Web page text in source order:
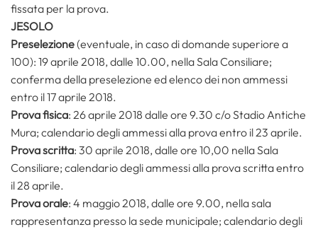
fissata per la prova.
JESOLO
Preselezione(eventuale, in caso di domande superiore a
100): 19 aprile 2018, dalle 10.00, nella Sala Consiliare;
conferma della preselezione ed elenco dei non ammessi
entro il 17 aprile 2018.
Prova fisica: 26 aprile 2018 dalle ore 9.30 c/o Stadio Antiche
Mura; calendario degli ammessi alla prova entro il 23 aprile.
Prova scritta: 30 aprile 2018, dalle ore 10,00 nella Sala
Consiliare; calendario degli ammessi alla prova scritta entro
il 28 aprile.
Prova orale: 4 maggio 2018, dalle ore 9.00, nella sala
rappresentanza presso la sede municipale; calendario degli